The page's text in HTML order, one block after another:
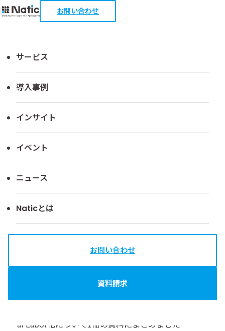
お問い合わせ
サービス
導入事例
インサイト
イベント
ニュース
Naticとは
お問い合わせ
資料請求
デジタルレイバー関連サービスご紹
介資料
資料について
al Labor化について1冊の資料にまとめました